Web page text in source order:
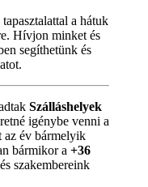
a hátuk
Hívjon minket és
segíthetünk és
Szálláshelyek
igénybe venni a
az év bármelyik
bármikor a +36
szakembereink